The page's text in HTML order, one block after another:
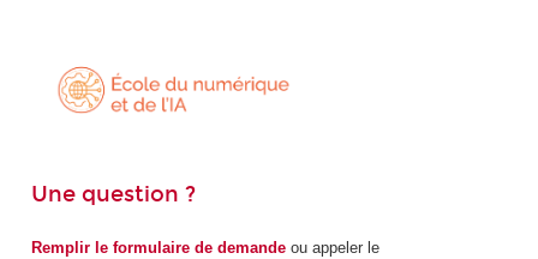
Une question ?
Remplir le formulaire de demandeou appeler le